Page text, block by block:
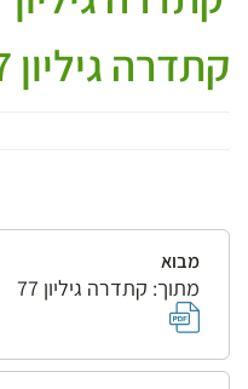
קתדרה גיליון 77
מבוא
מתוך: קתדרה גיליון 77